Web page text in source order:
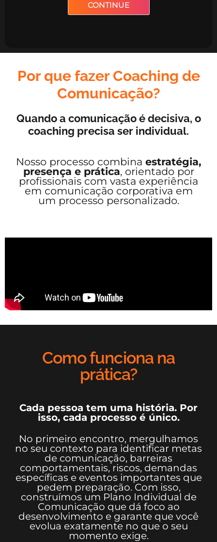
CONTINUE
Por que fazer Coaching de
Comunicação?
Quando a comunicação é decisiva, o
coaching precisa ser individual.
Nosso processo combina estratégia,
presença e prática, orientado por
profissionais com vasta experiência
em comunicação corporativa em
um processo personalizado.
Como funciona na
prática?
Cada pessoa tem uma história. Por
isso, cada processo é único.
No primeiro encontro, mergulhamos
no seu contexto para identificar metas
de comunicação, barreiras
comportamentais, riscos, demandas
específicas e eventos importantes que
pedem preparação. Com isso,
construímos um Plano Individual de
Comunicação que dá foco ao
desenvolvimento e garante que você
evolua exatamente no que o seu
momento exige.